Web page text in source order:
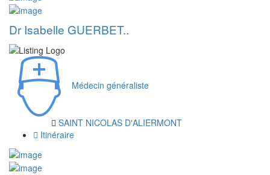
Dr Isabelle GUERBET..
Médecin généraliste
SAINT NICOLAS D'ALIERMONT
Itinéraire